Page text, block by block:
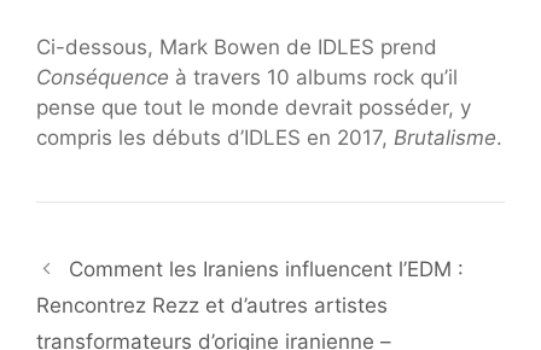
Ci-dessous, Mark Bowen de IDLES prend
Conséquence à travers 10 albums rock qu’il
pense que tout le monde devrait posséder, y
compris les débuts d’IDLES en 2017, Brutalisme.
Comment les Iraniens influencent l’EDM :
Rencontrez Rezz et d’autres artistes
transformateurs d’origine iranienne –